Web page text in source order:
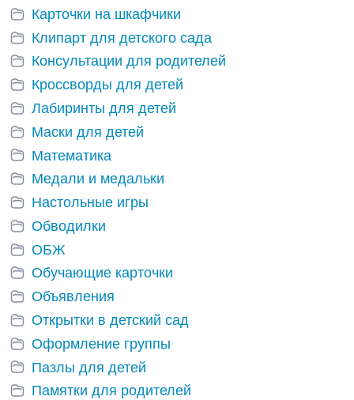
Карточки на шкафчики
Клипарт для детского сада
Консультации для родителей
Кроссворды для детей
Лабиринты для детей
Маски для детей
Математика
Медали и медальки
Настольные игры
Обводилки
ОБЖ
Обучающие карточки
Объявления
Открытки в детский сад
Оформление группы
Пазлы для детей
Памятки для родителей